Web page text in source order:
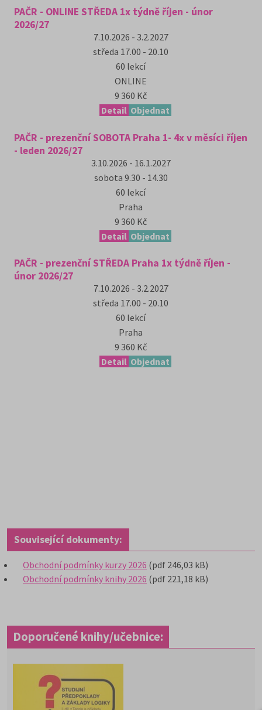
PAČR - ONLINE STŘEDA 1x týdně říjen - únor
2026/27
7.10.2026 - 3.2.2027
středa 17.00 - 20.10
60 lekcí
ONLINE
9 360 Kč
Detail Objednat
PAČR - prezenční SOBOTA Praha 1- 4x v měsíci říjen
- leden 2026/27
3.10.2026 - 16.1.2027
sobota 9.30 - 14.30
60 lekcí
Praha
9 360 Kč
Detail Objednat
PAČR - prezenční STŘEDA Praha 1x týdně říjen -
únor 2026/27
7.10.2026 - 3.2.2027
středa 17.00 - 20.10
60 lekcí
Praha
9 360 Kč
Detail Objednat
Související dokumenty:
Obchodní podmínky kurzy 2026 (pdf 246,03 kB)
Obchodní podmínky knihy 2026 (pdf 221,18 kB)
Doporučené knihy/učebnice: